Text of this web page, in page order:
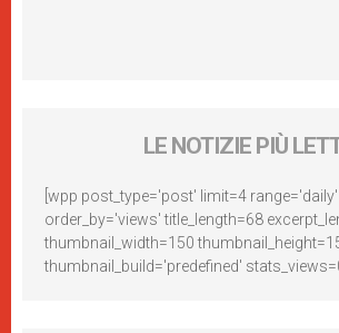
LE NOTIZIE PIÙ
[wpp post_type='post' limit=4 range='daily'
order_by='views' title_length=68
thumbnail_width=150
thumbnail_build='predefined'